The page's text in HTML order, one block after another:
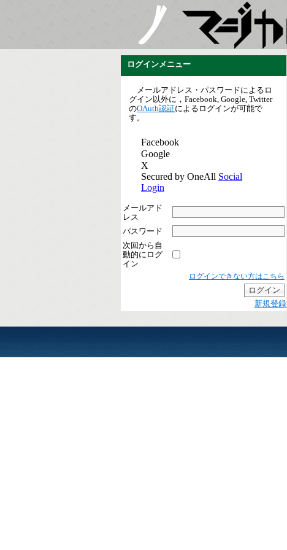
ログインメニュー
メールアドレス・パスワードによるロ
グイン以外に，Facebook, Google, Twitter
のOAuth認証によるログインが可能で
す。
メールアド
レス
パスワード
次回から自
動的にログ
イン
ログインできない方はこちら
新規登録